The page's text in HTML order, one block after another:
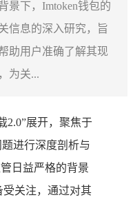
景下，Imtoken钱包的
信息的深入研究，旨
助用户准确了解其现
为关...
2.0”展开，聚焦于
题进行深度剖析与
日益严格的背景
受关注，通过对其